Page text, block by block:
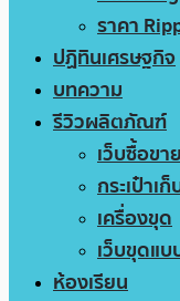
ราคา
ปฏิทินเศรษฐกิจ
บทความ
รีวิวผลิตภัณฑ์
เว็บซื้อขา
กระเป๋าเ
เครื่องขุด
เว็บขุดแ
ห้องเรียน